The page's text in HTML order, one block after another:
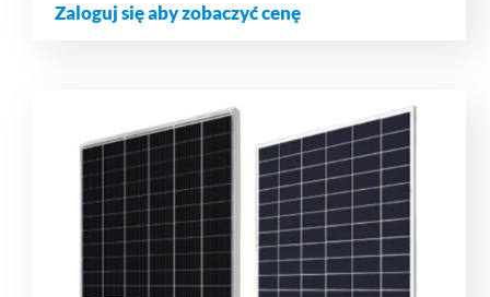
Zaloguj się aby zobaczyć cenę